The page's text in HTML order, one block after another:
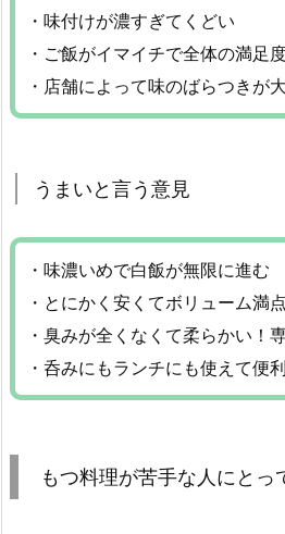
・味付けが濃すぎてくどい
・ご飯がイマイチで全体の満足
・店舗によって味のばらつきが
うまいと言う意見
・味濃いめで白飯が無限に進む
・とにかく安くてボリューム満点
・臭みが全くなくて柔らかい！
・呑みにもランチにも使えて便利
もつ料理が苦手な人にとっ